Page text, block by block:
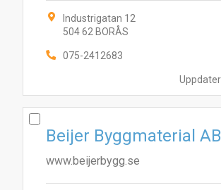
Industrigatan 12
504 62 BORÅS
075-2412683
Beijer Byggmaterial AB
www.beijerbygg.se